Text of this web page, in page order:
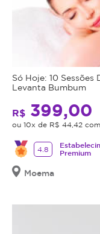
Só Hoje: 10
Levanta Bumbum
R$ 399,00
ou 10x de R$ 44,42
4.8
Premium
Moema